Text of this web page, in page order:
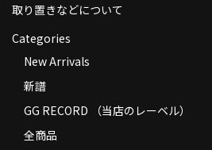
Privacy Policy
特定商取引法に基づく表示
取り置きなどについて
Categories
New Arrivals
新譜
GG RECORD （当店のレーベル）
全商品